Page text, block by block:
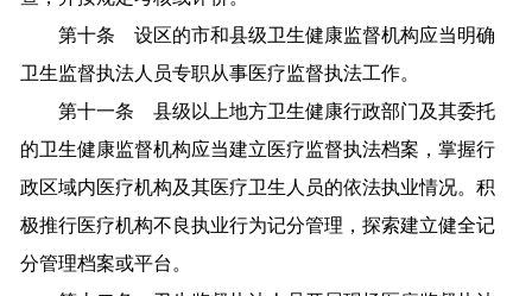
第十条 设区的市和县级卫生健康监督机构应当明确
卫生监督执法人员专职从事医疗监督执法工作。
第十一条 县级以上地方卫生健康行政部门及其委托
的卫生健康监督机构应当建立医疗监督执法档案，掌握行
政区域内医疗机构及其医疗卫生人员的依法执业情况。积
极推行医疗机构不良执业行为记分管理，探索建立健全记
分管理档案或平台。